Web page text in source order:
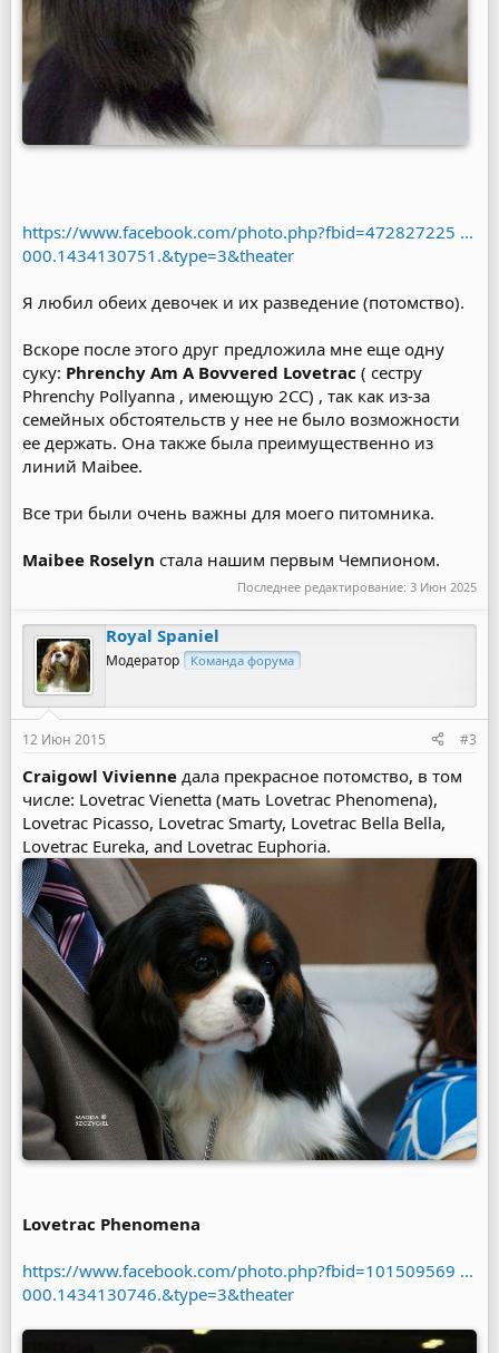
https://www.facebook.com/photo.php?fbid=472827225 ...
000.1434130751.&type=3&theater
Я любил обеих девочек и их разведение (потомство).
Вскоре после этого друг предложила мне еще одну
суку: Phrenchy Am A Bovvered Lovetrac ( сестру
Phrenchy Pollyanna , имеющую 2CC) , так как из-за
семейных обстоятельств у нее не было возможности
ее держать. Она также была преимущественно из
линий Maibee.
Все три были очень важны для моего питомника.
Maibee Roselyn стала нашим первым Чемпионом.
Последнее редактирование: 3 Июн 2025
Royal Spaniel
Модератор Команда форума
12 Июн 2015 #3
Craigowl Vivienne дала прекрасное потомство, в том
числе: Lovetrac Vienetta (мать Lovetrac Phenomena),
Lovetrac Picasso, Lovetrac Smarty, Lovetrac Bella Bella,
Lovetrac Eureka, and Lovetrac Euphoria.
Lovetrac Phenomena
https://www.facebook.com/photo.php?fbid=101509569 ...
000.1434130746.&type=3&theater